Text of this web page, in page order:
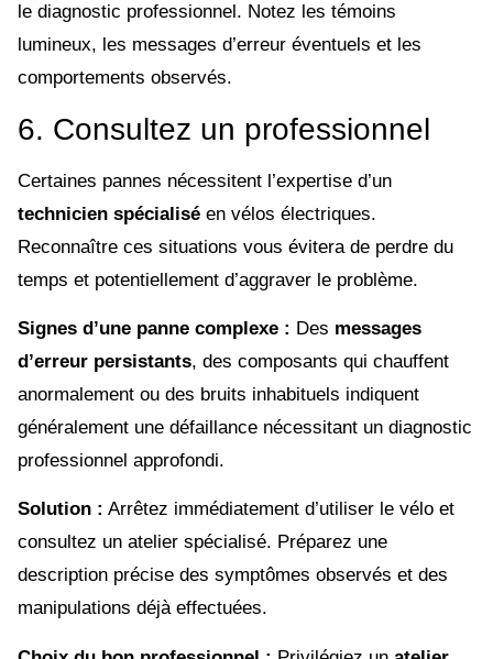
le diagnostic professionnel. Notez les témoins
lumineux, les messages d’erreur éventuels et les
comportements observés.
6. Consultez un professionnel
Certaines pannes nécessitent l’expertise d’un
technicien spécialisé en vélos électriques.
Reconnaître ces situations vous évitera de perdre du
temps et potentiellement d’aggraver le problème.
Signes d’une panne complexe : Des messages
d’erreur persistants, des composants qui chauffent
anormalement ou des bruits inhabituels indiquent
généralement une défaillance nécessitant un diagnostic
professionnel approfondi.
Solution : Arrêtez immédiatement d’utiliser le vélo et
consultez un atelier spécialisé. Préparez une
description précise des symptômes observés et des
manipulations déjà effectuées.